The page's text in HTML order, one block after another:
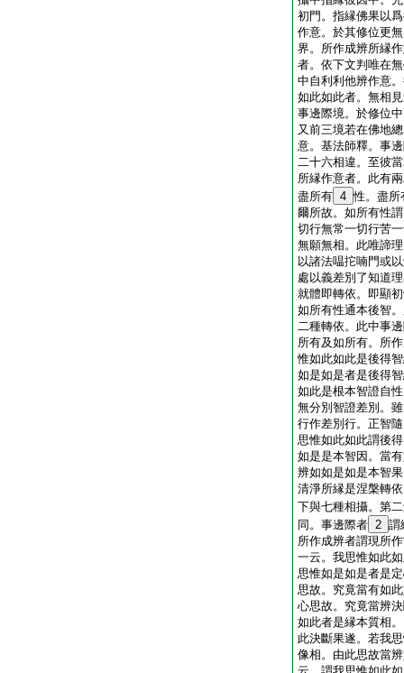
初門。指縁佛果以
作意。於其修位更
界。所作成辨所縁
者。依下文判唯在
中自利利他辨作意
如此如此者。無相
事邊際境。於修位
又前三境若在佛地
意。基法師釋。事
二十六相違。至彼
所縁作意者。此有
盡所有 4 性。盡所
爾所故。如所有性
切行無常一切行苦
無願無相。此唯諦
以諸法嗢拕喃門或
處以義差別了知道
就體即轉依。即顯
如所有性通本後智
二種轉依。此中事
所有及如所有。所
惟如此如此是後得
如是如是者是後得
如此是根本智證自
無分別智證差別。
行作差別行。正智
思惟如此如此謂後
如是是本智因。當
辨如如是如是本智
清淨所縁是涅槃轉
下與七種相攝。第
同。事邊際者 2 謂
所作成辨者謂現所
一云。我思惟如此
思惟如是如是者是
思故。究竟當有如
心思故。究竟當辨
如此者是縁本質相
此決斷果遂。若我
像相。由此思故當